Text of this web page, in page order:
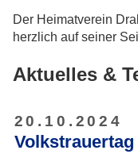
Der Heimatverein
herzlich auf seiner
Aktuelles &
20.10.2024
Volkstrauertag